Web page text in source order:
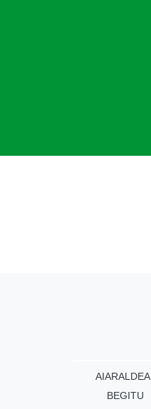
AIARALDEA
BEGITU